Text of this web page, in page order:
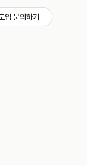
입 문의하기